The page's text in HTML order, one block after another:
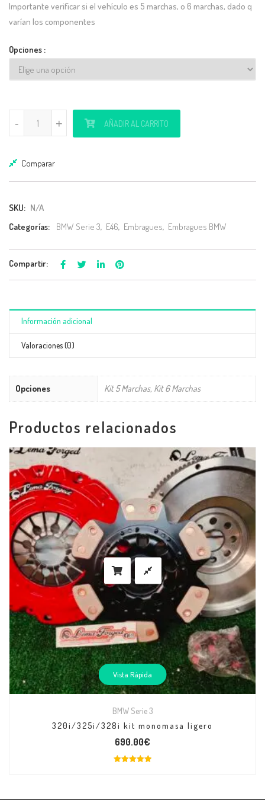
Importante verificar si el vehículo es 5 marchas, o 6 marchas, dado q
varían los componentes
Opciones
Kit embrague ceramico reforzado para motores 330ci m54 serie
+
- +
- AÑADIR AL CARRITO
Comparar
SKU: N/A
Categorías:
BMW Serie 3, E46, Embragues, Embragues BMW
Compartir:
Información adicional
Valoraciones (0)
Opciones Kit 5 Marchas, Kit 6 Marchas
Productos relacionados
Vista Rápida
BMW Serie 3
320i/325i/328i kit monomasa ligero
690.00€